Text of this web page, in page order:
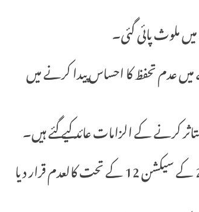
ملوث پائی گئی۔
عدم تحفظ کا احساس پیدا کرنے میں
کرنے کے الزامات عائد کیے گئے ہیں۔
▪️ ایکشن کمیٹی کو آزاد کشمیر کے انسداد دہشت گردی ایکٹ 2014 کے سیکشن 12 کے تحت کالعدم قرار دیا